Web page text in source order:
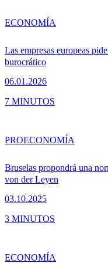
Las empresas europeas
burocrático
06.01.2026
ECONOMÍA
7 MINUTOS
Bruselas propondrá una
von der Leyen
03.10.2025
PROECONOMÍA
3 MINUTOS
ECONOMÍA